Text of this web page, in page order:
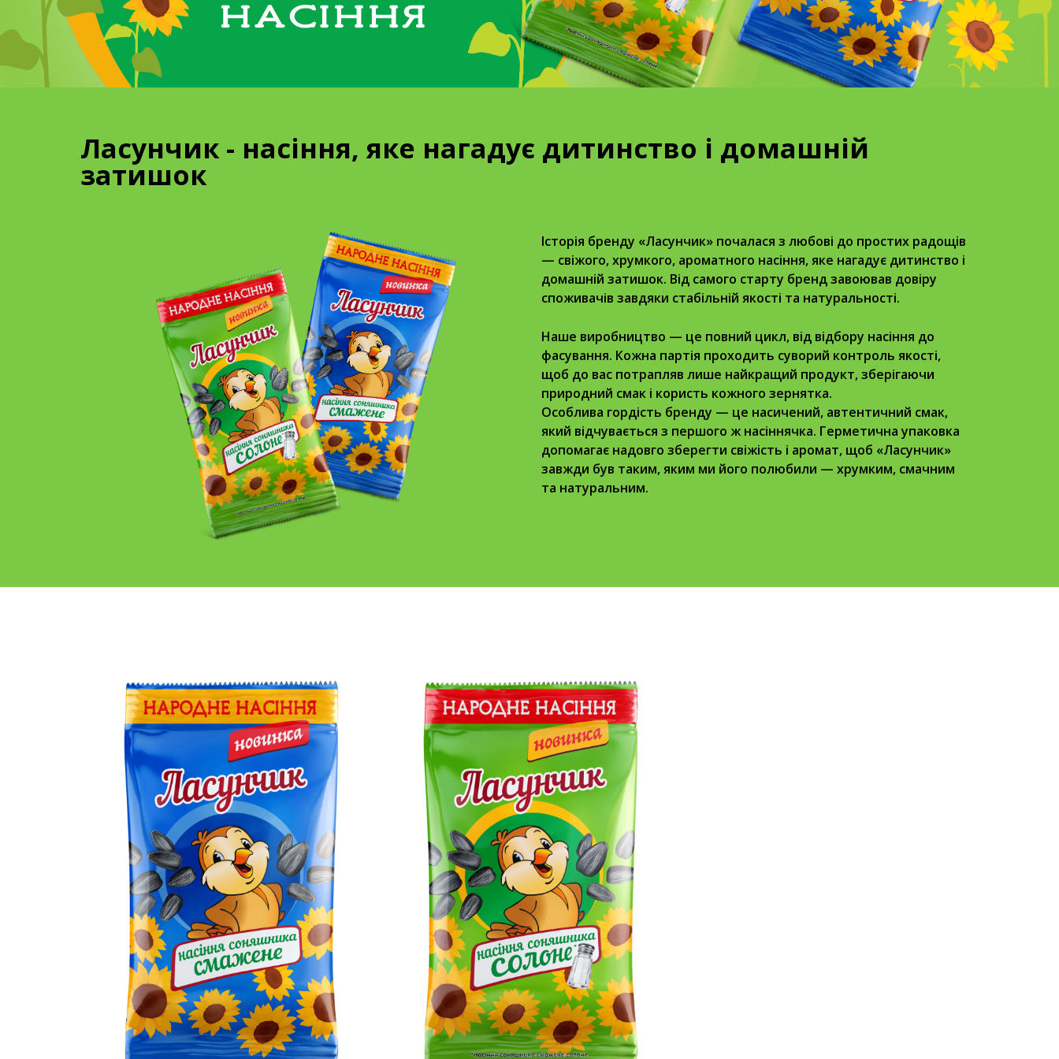
Ласунчик - насіння, яке нагадує дитинство і домашній
затишок
Історія бренду «Ласунчик» почалася з любові до простих радощів
— свіжого, хрумкого, ароматного насіння, яке нагадує дитинство і
домашній затишок. Від самого старту бренд завоював довіру
споживачів завдяки стабільній якості та натуральності.
Наше виробництво — це повний цикл, від відбору насіння до
фасування. Кожна партія проходить суворий контроль якості,
щоб до вас потрапляв лише найкращий продукт, зберігаючи
природний смак і користь кожного зернятка.
Особлива гордість бренду — це насичений, автентичний смак,
який відчувається з першого ж насіннячка. Герметична упаковка
допомагає надовго зберегти свіжість і аромат, щоб «Ласунчик»
завжди був таким, яким ми його полюбили — хрумким, смачним
та натуральним.